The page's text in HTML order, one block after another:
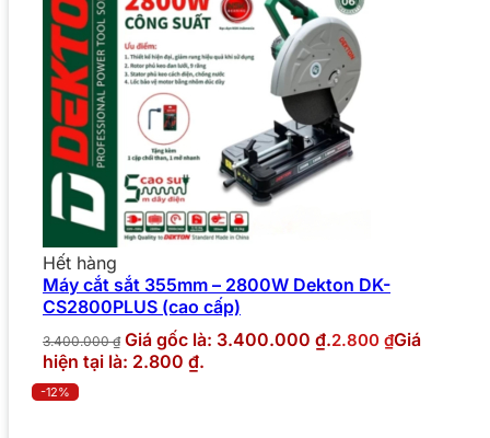
Hết hàng
Máy cắt sắt 355mm – 2800W Dekton DK-
CS2800PLUS (cao cấp)
3.400.000₫ Giá gốc là: 3.400.000 ₫.2.800 ₫Giá
hiện tại là: 2.800 ₫.
-12%